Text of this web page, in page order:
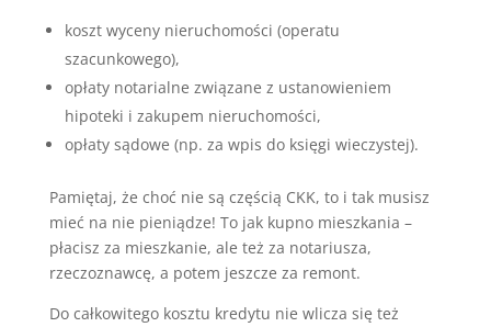
koszt wyceny nieruchomości (operatu
szacunkowego),
opłaty notarialne związane z ustanowieniem
hipoteki i zakupem nieruchomości,
opłaty sądowe (np. za wpis do księgi wieczystej).
Pamiętaj, że choć nie są częścią CKK, to i tak musisz
mieć na nie pieniądze! To jak kupno mieszkania –
płacisz za mieszkanie, ale też za notariusza,
rzeczoznawcę, a potem jeszcze za remont.
Do całkowitego kosztu kredytu nie wlicza się też